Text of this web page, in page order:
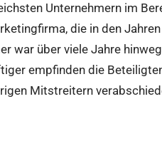
Unternehmern im
die in den
war über viele Jahre
empfinden die
Mitstreitern